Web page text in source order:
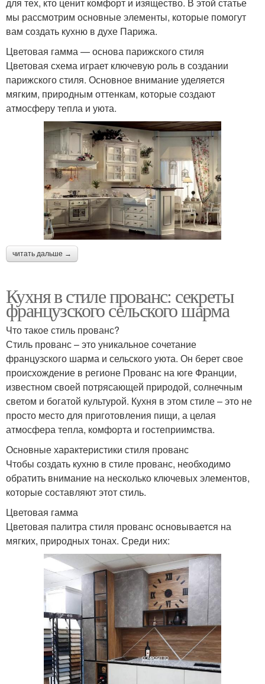
для тех, кто ценит комфорт и изящество. В этой статье
мы рассмотрим основные элементы, которые помогут
вам создать кухню в духе Парижа.
Цветовая гамма — основа парижского стиля
Цветовая схема играет ключевую роль в создании
парижского стиля. Основное внимание уделяется
мягким, природным оттенкам, которые создают
атмосферу тепла и уюта.
читать дальше →
Кухня в стиле прованс: секреты
французского сельского шарма
Что такое стиль прованс?
Стиль прованс – это уникальное сочетание
французского шарма и сельского уюта. Он берет свое
происхождение в регионе Прованс на юге Франции,
известном своей потрясающей природой, солнечным
светом и богатой культурой. Кухня в этом стиле – это не
просто место для приготовления пищи, а целая
атмосфера тепла, комфорта и гостеприимства.
Основные характеристики стиля прованс
Чтобы создать кухню в стиле прованс, необходимо
обратить внимание на несколько ключевых элементов,
которые составляют этот стиль.
Цветовая гамма
Цветовая палитра стиля прованс основывается на
мягких, природных тонах. Среди них: